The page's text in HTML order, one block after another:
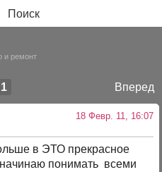
Поиск
и ремонт
Вперед
1
18 Февр. 11, 16:07
в ЭТО прекрасное
понимать всеми